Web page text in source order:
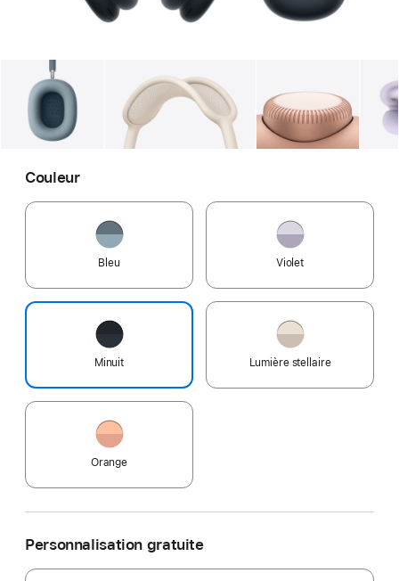
Galerie Image 1 Galerie Image 2 Galerie
Couleur
Bleu Violet
Minuit Lumière stellaire
Orange
Personnalisation gratuite